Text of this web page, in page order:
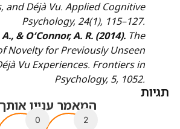
and Déjà Vu.Applied Cognitive
Psychology, 24(1), 115–127.
& O’Connor, A. R. (2014). The
Novelty for Previously Unseen
Vu Experiences. Frontiers in
Psychology, 5, 1052.
תגיות
המאמר עניין
2
0